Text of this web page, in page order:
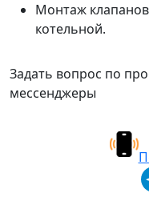
Монтаж
котельной.
Задать вопрос по
мессенджеры